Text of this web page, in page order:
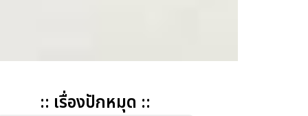
:: เรื่องปักหมุด ::